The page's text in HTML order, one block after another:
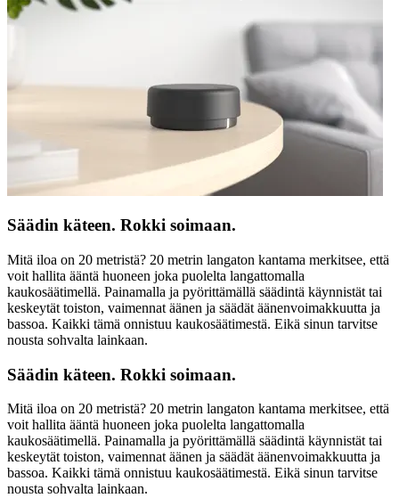
Säädin käteen. Rokki soimaan.
Mitä iloa on 20 metristä? 20 metrin langaton kantama merkitsee, että
voit hallita ääntä huoneen joka puolelta langattomalla
kaukosäätimellä. Painamalla ja pyörittämällä säädintä käynnistät tai
keskeytät toiston, vaimennat äänen ja säädät äänenvoimakkuutta ja
bassoa. Kaikki tämä onnistuu kaukosäätimestä. Eikä sinun tarvitse
nousta sohvalta lainkaan.
Säädin käteen. Rokki soimaan.
Mitä iloa on 20 metristä? 20 metrin langaton kantama merkitsee, että
voit hallita ääntä huoneen joka puolelta langattomalla
kaukosäätimellä. Painamalla ja pyörittämällä säädintä käynnistät tai
keskeytät toiston, vaimennat äänen ja säädät äänenvoimakkuutta ja
bassoa. Kaikki tämä onnistuu kaukosäätimestä. Eikä sinun tarvitse
nousta sohvalta lainkaan.